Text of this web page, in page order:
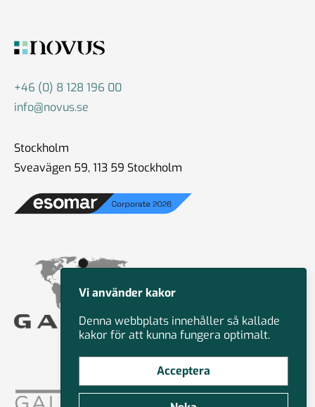
+46 (0) 8 128 196 00
info@novus.se
Stockholm
Sveavägen 59, 113 59 Stockholm
Vi använder kakor
Denna webbplats innehåller så kallade
kakor för att kunna fungera optimalt.
Acceptera